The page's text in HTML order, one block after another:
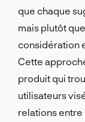
que chaque
mais plutôt
considération
Cette
produit qui
utilisateurs
relations entre